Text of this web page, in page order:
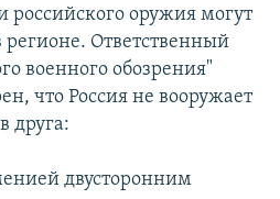
российского оружия могут
регионе. Ответственный
военного обозрения"
что Россия не вооружает
друга:
двусторонним